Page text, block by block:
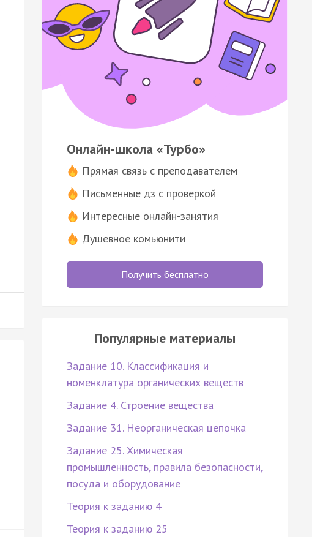
Онлайн-школа «Турбо»
Прямая связь с преподавателем
Письменные дз с проверкой
Интересные онлайн-занятия
Душевное комьюнити
Получить бесплатно
Популярные материалы
Задание 10. Классификация и
номенклатура органических веществ
Задание 4. Строение вещества
Задание 31. Неорганическая цепочка
Задание 25. Химическая
промышленность, правила безопасности,
посуда и оборудование
Теория к заданию 4
Теория к заданию 25